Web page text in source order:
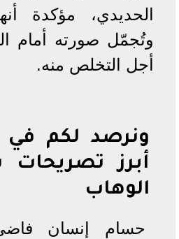
الحديدي، مؤكدة
وتُجمّل صورته أمام
أجل التخلص منه.
ونرصد لكم في
أبرز
الوهاب
حسام إنسان